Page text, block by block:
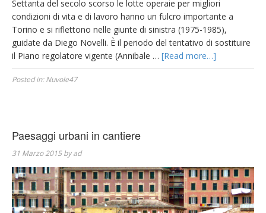
Settanta del secolo scorso le lotte operaie per migliori
condizioni di vita e di lavoro hanno un fulcro importante a
Torino e si riflettono nelle giunte di sinistra (1975-1985),
guidate da Diego Novelli. È il periodo del tentativo di sostituire
il Piano regolatore vigente (Annibale … [Read more…]
Posted in:Nuvole47
Paesaggi urbani in cantiere
31 Marzo 2015 byad